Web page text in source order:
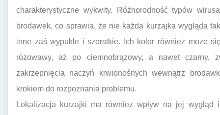
charakterystyczne wykwity. Różnorodność typów
brodawek, co sprawia, że nie każda kurzajka wygląda
inne zaś wypukłe i szorstkie. Ich kolor również może
różowawy, aż po ciemnobrązowy, a nawet czarny,
zakrzepnięcia naczyń krwionośnych wewnątrz
krokiem do rozpoznania problemu.
Lokalizacja kurzajki ma również wpływ na jej wygląd